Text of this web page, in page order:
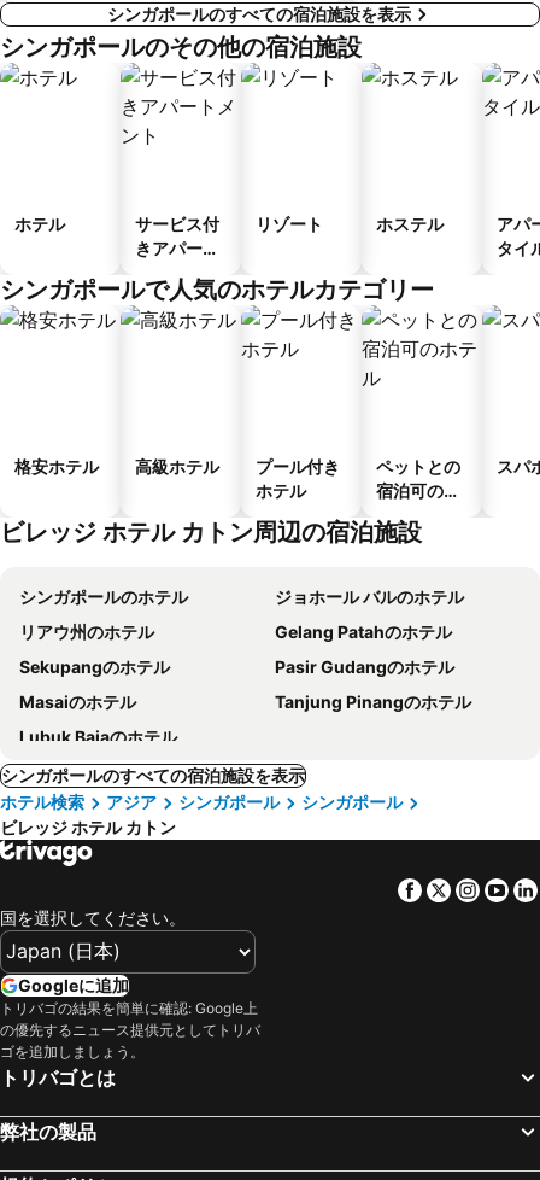
シンガポールのすべての宿泊施設を表示
シンガポールのその他の宿泊施設
ホテル
サービス付
きアパート
リゾート ホステル
アパ
タイ
シンガポールで人気のホテルカテゴリー
格安ホテル 高級ホテル
プール付き
ホテル
ペットとの
宿泊可のホ
テル
スパ
ビレッジ ホテル カトン周辺の宿泊施設
シンガポールのホテル
ジョホール バルのホテル
リアウ州のホテル
Gelang Patahのホテル
Sekupangのホテル
Pasir Gudangのホテル
Masaiのホテル
Tanjung Pinangのホテル
Lubuk Bajaのホテル
シンガポールのすべての宿泊施設を表示
ホテル検索
アジア シンガポール
シンガポール
ビレッジ ホテル カトン
Facebook
Twitter
国を選択してください。
Googleに追加
トリバゴの結果を簡単に確認: Google上
の優先するニュース提供元としてトリバ
ゴを追加しましょう。
トリバゴとは
弊社の製品